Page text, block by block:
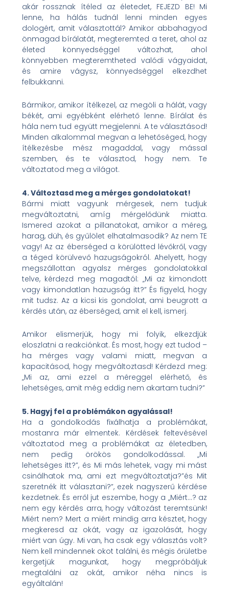
akár rossznak ítéled az életedet, FEJEZD BE! Mi
lenne, ha hálás tudnál lenni minden egyes
dologért, amit választottál? Amikor abbahagyod
önmagad bírálatát, megteremted a teret, ahol az
életed könnyedséggel változhat, ahol
könnyebben megteremtheted valódi vágyaidat,
és amire vágysz, könnyedséggel elkezdhet
felbukkanni.
Bármikor, amikor ítélkezel, az megöli a hálát, vagy
békét, ami egyébként elérhető lenne. Bírálat és
hála nem tud együtt megjelenni. A te választásod!
Minden alkalommal megvan a lehetőséged, hogy
ítélkezésbe mész magaddal, vagy mással
szemben, és te választod, hogy nem. Te
változtatod meg a világot.
4. Változtasd meg a mérges gondolatokat!
Bármi miatt vagyunk mérgesek, nem tudjuk
megváltoztatni, amíg mérgelődünk miatta.
Ismered azokat a pillanatokat, amikor a méreg,
harag, düh, és gyűlölet elhatalmasodik? Az nem TE
vagy! Az az éberséged a körülötted lévőkről, vagy
a téged körülvevő hazugságokról. Ahelyett, hogy
megszállottan agyalsz mérges gondolatokkal
telve, kérdezd meg magadtól: „Mi az kimondott
vagy kimondatlan hazugság itt?” És figyeld, hogy
mit tudsz. Az a kicsi kis gondolat, ami beugrott a
kérdés után, az éberséged, amit el kell, ismerj.
Amikor elismerjük, hogy mi folyik, elkezdjük
eloszlatni a reakciónkat. És most, hogy ezt tudod –
ha mérges vagy valami miatt, megvan a
kapacitásod, hogy megváltoztasd! Kérdezd meg:
„Mi az, ami ezzel a méreggel elérhető, és
lehetséges, amit még eddig nem akartam tudni?”
5. Hagyj fel a problémákon agyalással!
Ha a gondolkodás fixálhatja a problémákat,
mostanra már elmentek. Kérdések feltevésével
változtatod meg a problémákat az életedben,
nem pedig örökös gondolkodással. „Mi
lehetséges itt?”, és Mi más lehetek, vagy mi mást
csinálhatok ma, ami ezt megváltoztatja?”és Mit
szeretnék itt választani?”, ezek nagyszerű kérdése
kezdetnek. És erről jut eszembe, hogy a „Miért…? az
nem egy kérdés arra, hogy változást teremtsünk!
Miért nem? Mert a miért mindig arra késztet, hogy
megkeresd az okát, vagy az igazolását, hogy
miért van úgy. Mi van, ha csak egy választás volt?
Nem kell mindennek okot találni, és mégis őrületbe
kergetjük magunkat, hogy megpróbáljuk
megtalálni az okát, amikor néha nincs is
egyáltalán!